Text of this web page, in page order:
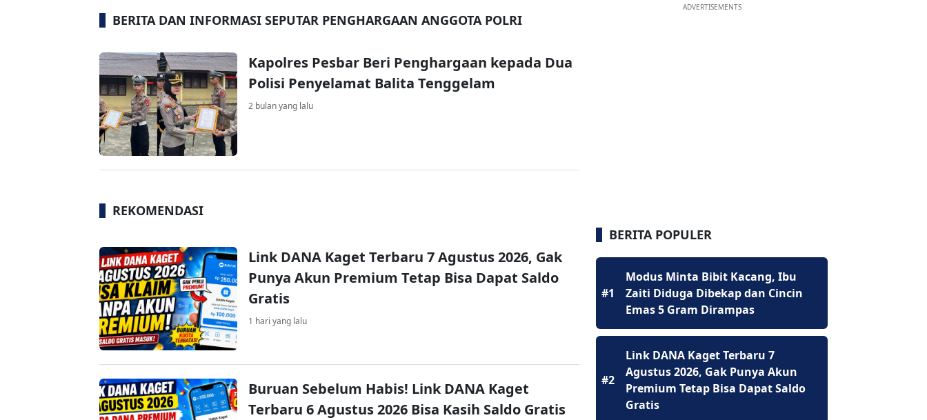
BERITA DAN INFORMASI SEPUTAR PENGHARGAAN ANGGOTA POLRI
Kapolres Pesbar Beri Penghargaan kepada Dua
Polisi Penyelamat Balita Tenggelam
2 bulan yang lalu
REKOMENDASI
Link DANA Kaget Terbaru 7 Agustus 2026, Gak
Punya Akun Premium Tetap Bisa Dapat Saldo
Gratis
1 hari yang lalu
Buruan Sebelum Habis! Link DANA Kaget
Terbaru 6 Agustus 2026 Bisa Kasih Saldo Gratis
ADVERTISEMENTS
BERITA POPULER
#1
Modus Minta Bibit Kacang, Ibu
Zaiti Diduga Dibekap dan Cincin
Emas 5 Gram Dirampas
#2
Link DANA Kaget Terbaru 7
Agustus 2026, Gak Punya Akun
Premium Tetap Bisa Dapat Saldo
Gratis